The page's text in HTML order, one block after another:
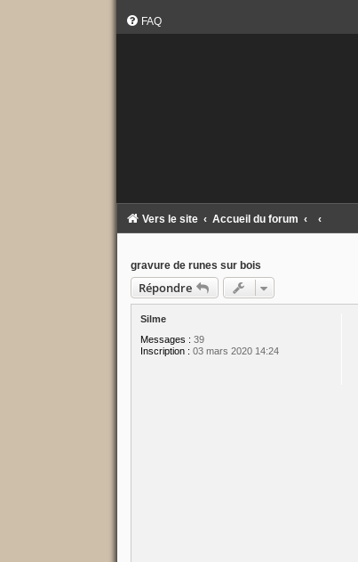
FAQ
Vers le site Accueil du forum
gravure de runes sur bois
Répondre
Silme
Messages : 39
Inscription : 03 mars 2020 14:24